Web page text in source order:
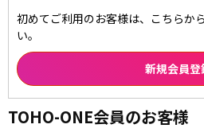
初めてご利用のお客様は、こちらか
い。
TOHO-ONE会員のお客様